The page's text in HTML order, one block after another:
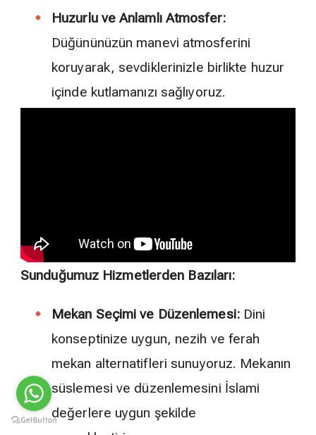
Huzurlu ve Anlamlı Atmosfer:
Düğününüzün manevi atmosferini
koruyarak, sevdiklerinizle birlikte huzur
içinde kutlamanızı sağlıyoruz.
Sunduğumuz Hizmetlerden Bazıları:
Mekan Seçimi ve Düzenlemesi:Dini
konseptinize uygun, nezih ve ferah
mekan alternatifleri sunuyoruz. Mekanın
süslemesi ve düzenlemesini İslami
değerlere uygun şekilde